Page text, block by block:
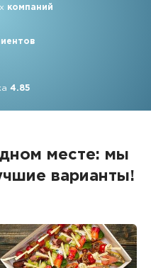
компаний
4.85
месте: мы
варианты!